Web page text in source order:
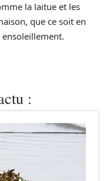
la laitue et les
que ce soit en
: